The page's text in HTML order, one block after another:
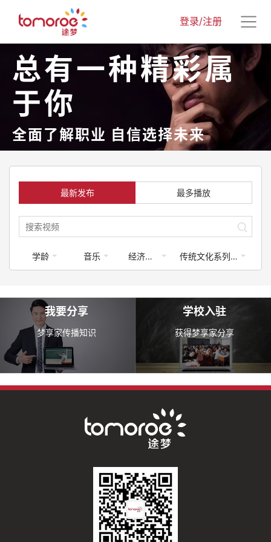
登录/注册
总有一种精彩属
于你
全面了解职业 自信选择未来
最新发布 最多播放
学龄 音乐 经济学类 传统文化系列课程
我要分享
梦享家传播知识
学校入驻
获得梦享家分享